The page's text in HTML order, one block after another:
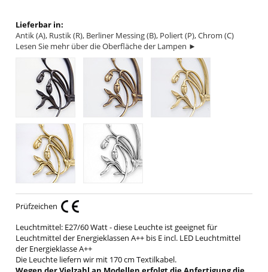
Lieferbar in:
Antik (A), Rustik (R), Berliner Messing (B), Poliert (P), Chrom (C)
Lesen Sie mehr über die Oberfläche der Lampen ►
Prüfzeichen
Leuchtmittel: E27/60 Watt - diese Leuchte ist geeignet für
Leuchtmittel der Energieklassen A++ bis E incl. LED Leuchtmittel
der Energieklasse A++
Die Leuchte liefern wir mit 170 cm Textilkabel.